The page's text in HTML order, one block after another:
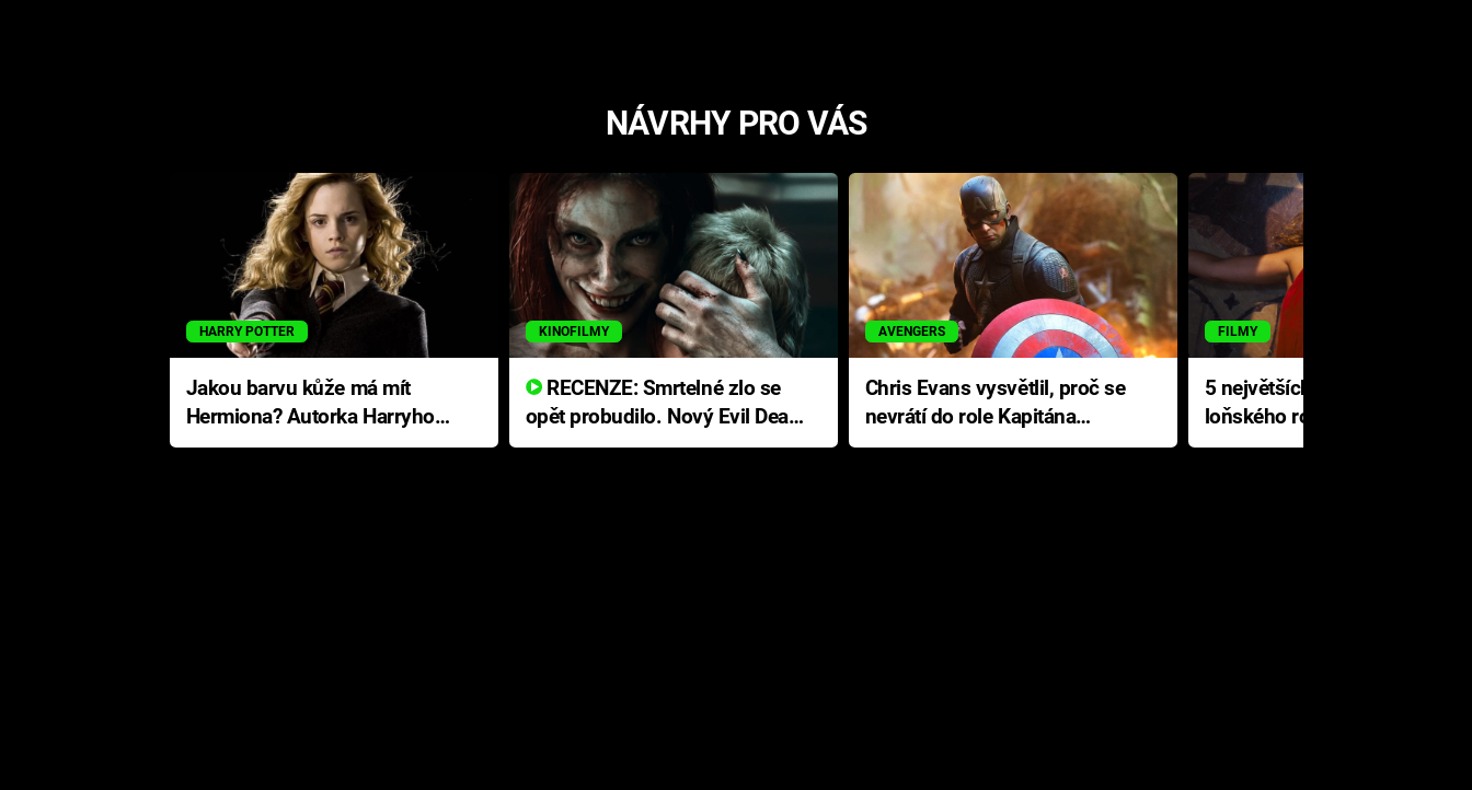
NÁVRHY PRO VÁS
HARRY POTTER
Jakou barvu kůže má mít
Hermiona? Autorka Harryho
Pottera přišla s ráznou
KINOFILMY
RECENZE: Smrtelné zlo se
opět probudilo. Nový Evil Dead
přichází s neodolatelnou
AVENGERS
Chris Evans vysvětlil, proč se
nevrátí do role Kapitána
Ameriky
FILMY
5 největších propadáků
loňského roku: Disney na
jediné katastrofě prodělal 200